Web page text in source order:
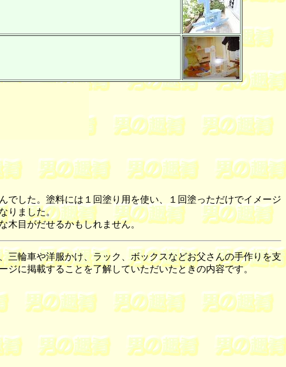
した。塗料には１回塗り用を使い、１回塗っただけでイメージ
りました。
木目がだせるかもしれません。
三輪車や洋服かけ、ラック、ボックスなどお父さんの手作りを支
ジに掲載することを了解していただいたときの内容です。